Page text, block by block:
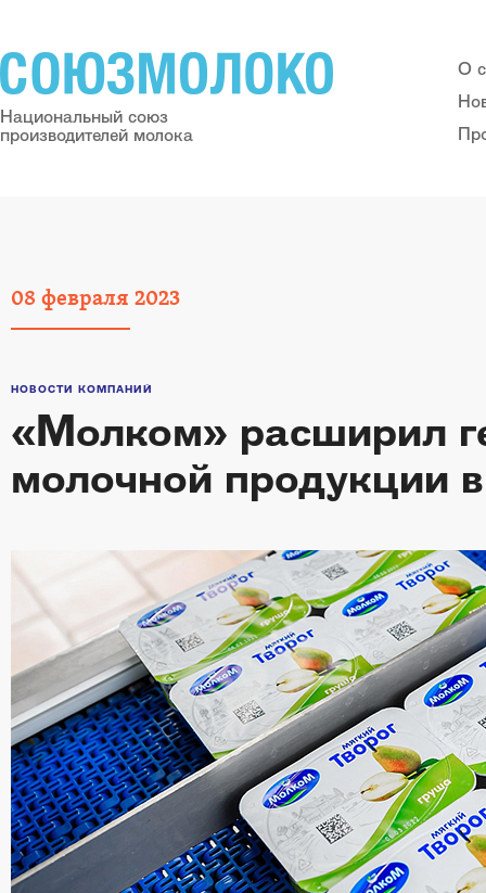
Национальный союз
производителей молока
О
08 февраля 2023
НОВОСТИ КОМПАНИЙ
«Молком» расширил
молочной продукции